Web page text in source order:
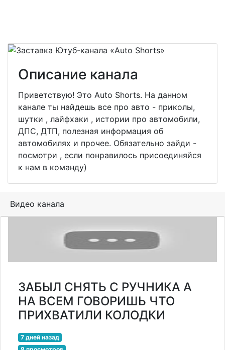
Описание канала
Приветствую! Это Auto Shorts. На данном
канале ты найдешь все про авто - приколы,
шутки , лайфхаки , истории про автомобили,
ДПС, ДТП, полезная информация об
автомобилях и прочее. Обязательно зайди -
посмотри , если понравилось присоединяйся
к нам в команду)
Видео канала
ЗАБЫЛ СНЯТЬ С РУЧНИКА А
НА ВСЕМ ГОВОРИШЬ ЧТО
ПРИХВАТИЛИ КОЛОДКИ
7 дней назад